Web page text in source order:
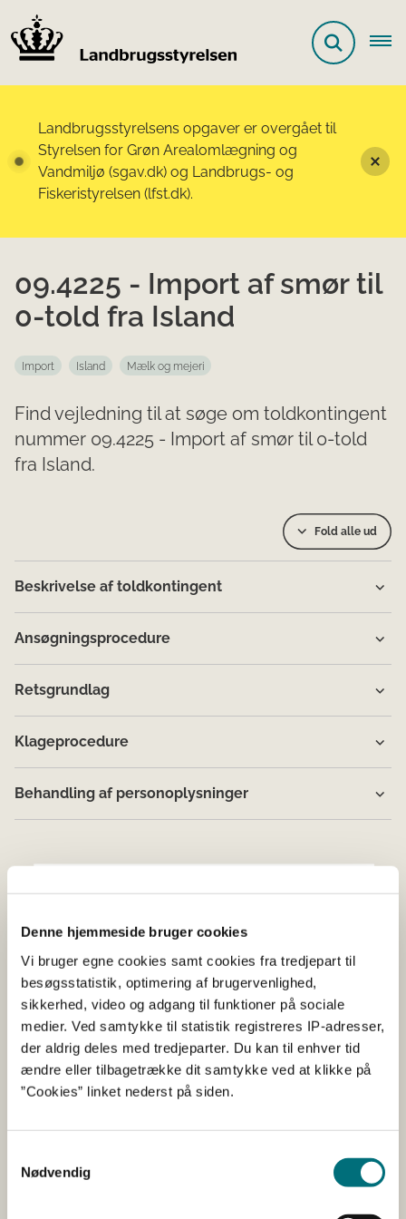
Denne hjemmeside bruger cookies
Vi bruger egne cookies samt cookies fra tredjepart til
besøgsstatistik, optimering af brugervenlighed,
sikkerhed, video og adgang til funktioner på sociale
medier. Ved samtykke til statistik registreres IP-adresser,
der aldrig deles med tredjeparter. Du kan til enhver tid
ændre eller tilbagetrække dit samtykke ved at klikke på
”Cookies” linket nederst på siden.
Nødvendig
Landbrugsstyrelsens opgaver er overgået til
Styrelsen for Grøn Arealomlægning og
Vandmiljø (sgav.dk) og Landbrugs- og
Fiskeristyrelsen (lfst.dk).
09.4225 - Import af smør til
0-told fra Island
Import Island Mælk og mejeri
Find vejledning til at søge om toldkontingent
nummer 09.4225 - Import af smør til 0-told
fra Island.
Fold alle ud
Beskrivelse af toldkontingent
Ansøgningsprocedure
Retsgrundlag
Klageprocedure
Behandling af personoplysninger
EU-regler om handel